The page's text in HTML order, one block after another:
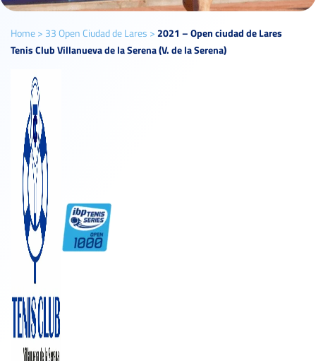
Home> 33 Open Ciudad de Lares >2021 – Open ciudad de Lares
Tenis Club Villanueva de la Serena (V. de la Serena)